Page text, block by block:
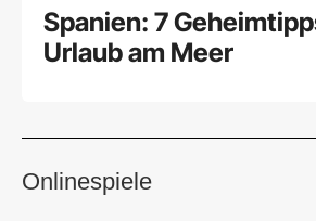
Spanien: 7
Urlaub am Meer
Onlinespiele